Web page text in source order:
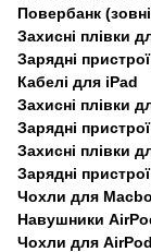
Повербанк
Захисні плівки
Зарядні
Кабелі для iPad
Захисні плівки
Зарядні
Захисні плівки
Зарядні
Чохли для
Навушники
Чохли для